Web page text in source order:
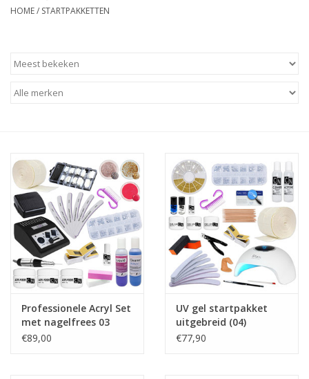
Apparatuur
NailArt Producten
Startpakketten
NIEUW! MBS Producten
Nail art pigment pennen
HOME/ STARTPAKKETTEN
Professionele Acryl Set
met nagelfrees 03
€89,00
UV gel startpakket
uitgebreid (04)
€77,90